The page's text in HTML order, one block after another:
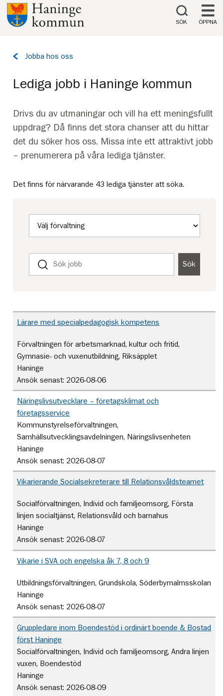
Till innehåll på sidan
SÖK ÖPPNA
Tillbaka
Jobba hos oss
Lediga jobb i Haninge kommun
Drivs du av utmaningar och vill ha ett meningsfullt
uppdrag? Då finns det stora chanser att du hittar
det du söker hos oss. Missa inte ett attraktivt jobb
– prenumerera på våra lediga tjänster.
Det finns för närvarande 43 lediga tjänster att söka.
Sök
bland
Sök
Lediga
Lärare med specialpedagogisk kompetens
Förvaltningen för arbetsmarknad, kultur och fritid,
Gymnasie- och vuxenutbildning, Riksäpplet
Haninge
Ansök senast: 2026-08-06
Näringslivsutvecklare – företagsklimat och
företagsservice
Kommunstyrelseförvaltningen,
Samhällsutvecklingsavdelningen, Näringslivsenheten
Haninge
Ansök senast: 2026-08-07
Vikarierande Socialsekreterare till Relationsvåldsteamet
Socialförvaltningen, Individ och familjeomsorg, Första
linjen socialtjänst, Relationsvåld och barnahus
Haninge
Ansök senast: 2026-08-07
Vikarie i SVA och engelska åk 7, 8 och 9
Utbildningsförvaltningen, Grundskola, Söderbymalmsskolan
Haninge
Ansök senast: 2026-08-07
Gruppledare inom Boendestöd i ordinärt boende & Bostad
först Haninge
Socialförvaltningen, Individ och familjeomsorg, Andra linjen
vuxen, Boendestöd
Haninge
Ansök senast: 2026-08-09